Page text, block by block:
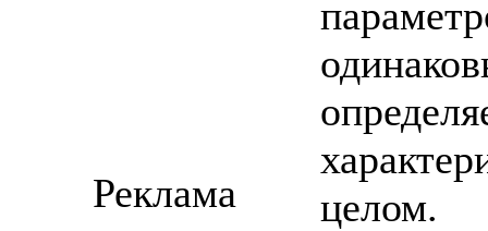
целом.
Реклама